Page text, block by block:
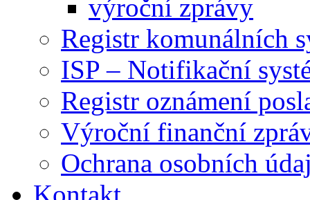
výroční zprávy
Registr komunálních
ISP – Notifikační
Registr oznámení
Výroční finanční
Ochrana osobních
Kontakt